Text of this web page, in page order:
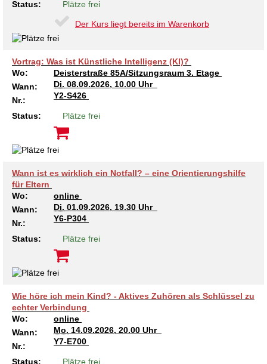
Status: Plätze frei
Der Kurs liegt bereits im Warenkorb
Vortrag: Was ist Künstliche Intelligenz (KI)?
Wo:
Deisterstraße 85A/Sitzungsraum 3. Etage
Wann:
Di. 08.09.2026, 10.00 Uhr
Nr.:
Y2-S426
Status: Plätze frei
Wann ist es wirklich ein Notfall? – eine Orientierungshilfe
für Eltern
Wo:
online
Wann:
Di. 01.09.2026, 19.30 Uhr
Nr.:
Y6-P304
Status: Plätze frei
Wie höre ich mein Kind? - Aktives Zuhören als Schlüssel zu
echter Verbindung
Wo:
online
Wann:
Mo. 14.09.2026, 20.00 Uhr
Nr.:
Y7-E700
Status: Plätze frei